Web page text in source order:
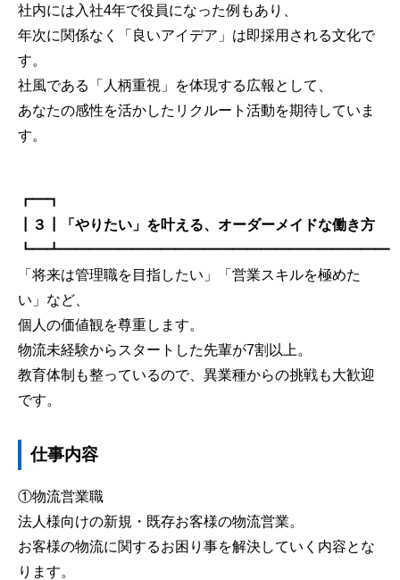
社内には入社4年で役員になった例もあり、
年次に関係なく「良いアイデア」は即採用される文化で
す。
社風である「人柄重視」を体現する広報として、
あなたの感性を活かしたリクルート活動を期待していま
す。
┏━┓
┃３┃「やりたい」を叶える、オーダーメイドな働き方
┗━┻━━━━━━━━━━━━━━━━━━━━━━━
「将来は管理職を目指したい」「営業スキルを極めた
い」など、
個人の価値観を尊重します。
物流未経験からスタートした先輩が7割以上。
教育体制も整っているので、異業種からの挑戦も大歓迎
です。
仕事内容
①物流営業職
法人様向けの新規・既存お客様の物流営業。
お客様の物流に関するお困り事を解決していく内容とな
ります。